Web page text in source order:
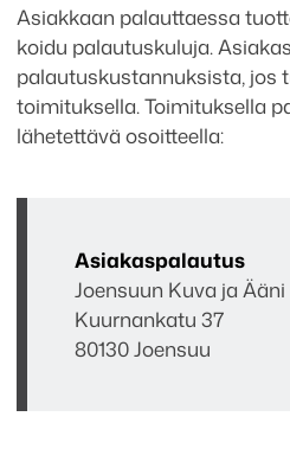
Asiakkaan palauttaessa
koidu palautuskuluja.
palautuskustannuksista, jos
toimituksella. Toimituksella
lähetettävä osoitteella:
Asiakaspalautus
Joensuun Kuva ja
Kuurnankatu 37
80130 Joensuu